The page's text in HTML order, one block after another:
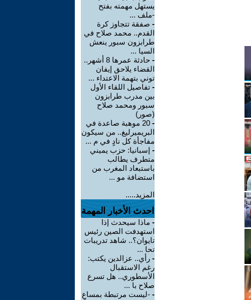
يستهل مهمته بفتح
-ملف ...
- صفقة تتجاوز كرة
القدم.. محمد صلاح في
طرابزون سبور ينعش
السيا ...
-
حادثة عمرها 8 أشهر..
القضاء يلاحق إيفان
توني بتهمة الاعتداء ...
- تفاصيل اللقاء الأول
بين مدرب طرابزون
سبور ومحمد صلاح
(صور)
-
20 موهبة صاعدة في
البريميرليغ.. من سيكون
مفاجأة كل نادٍ في م ...
- إسبانيا: حزب يميني
متطرف يطالب
باستبعاد المغرب من
استضافة مو ...
المزيد.....
احدث الأخبار المهمة
- ماذا سيحدث إذا
استهدفت الصين رئيس
تايوان؟.. شاهد تدريبات
تحا ...
- رأي.. عزالدين يكتب:
رغم الاستقبال
الأسطوري.. هل تسرع
صلاح با ...
- -ليست مرتبطة بمساعٍ